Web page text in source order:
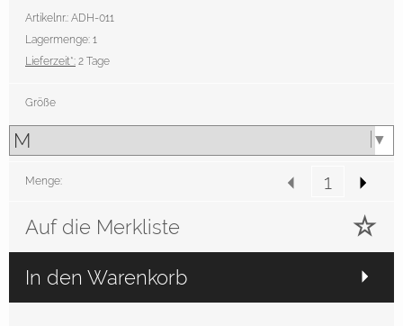
Artikelnr.: ADH-011
Lagermenge: 1
Lieferzeit*: 2 Tage
Größe
Menge:
Auf die Merkliste
In den Warenkorb